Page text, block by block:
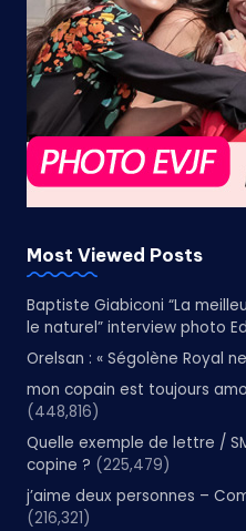
Most Viewed Posts
Baptiste Giabiconi “La
le naturel” interview photo
Orelsan : « Ségolène Royal
mon copain est toujours
(448,816)
Quelle exemple de lettre /
copine ? (225,479)
j’aime deux personnes –
(216,321)